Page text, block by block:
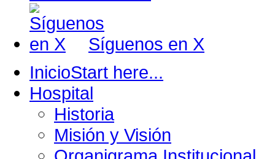
Síguenos en X
InicioStart here...
Hospital
Historia
Misión y Visión